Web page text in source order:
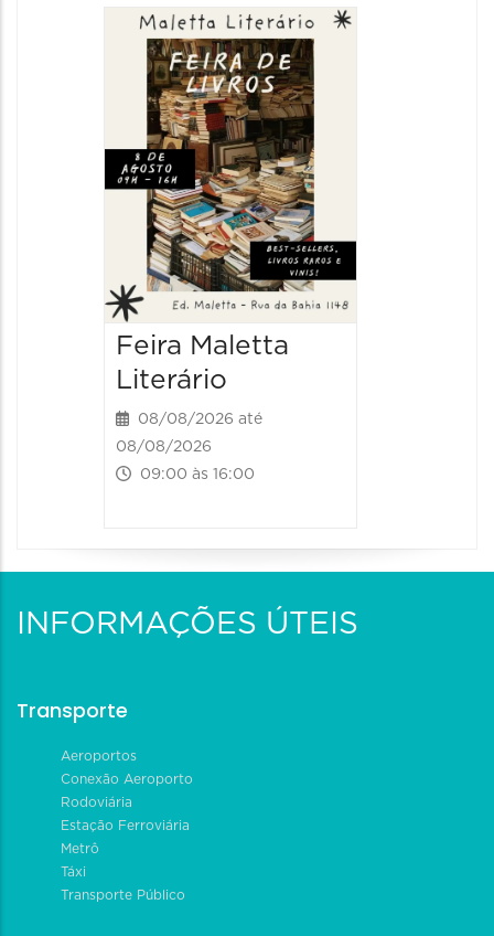
Feira Maletta
Literário
08/08/2026 até
08/08/2026
09:00 às 16:00
INFORMAÇÕES ÚTEIS
Transporte
Aeroportos
Conexão Aeroporto
Rodoviária
Estação Ferroviária
Metrô
Táxi
Transporte Público